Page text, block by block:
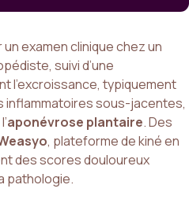
examen clinique chez un
suivi d’une
l’excroissance, typiquement
inflammatoires sous-jacentes,
aponévrose plantaire. Des
, plateforme de kiné en
des scores douloureux
pathologie.